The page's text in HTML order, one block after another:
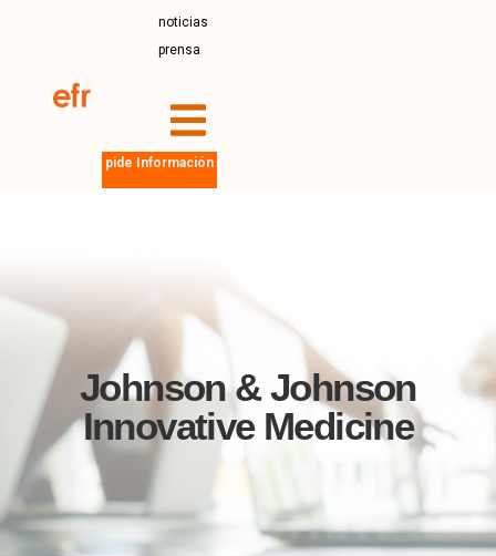
noticias
prensa
pide Información
Johnson & Johnson
Innovative Medicine